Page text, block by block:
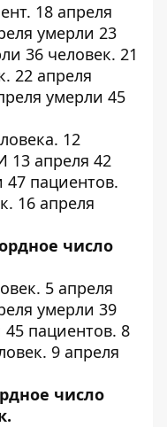
. 18 апреля
умерли 23
36 человек. 21
. 22 апреля
умерли 45
. 12
13 апреля 42
47 пациентов.
. 16 апреля
число
. 5 апреля
умерли 39
45 пациентов. 8
. 9 апреля
число